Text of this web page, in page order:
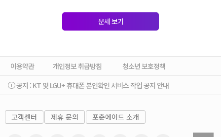
운세 보기
이용약관 개인정보 취급방침
청소년 보호정책
공지 : KT 및 LGU+ 휴대폰 본인확인 서비스 작업 공지 안내
고객센터 제휴 문의 포춘에이드 소개